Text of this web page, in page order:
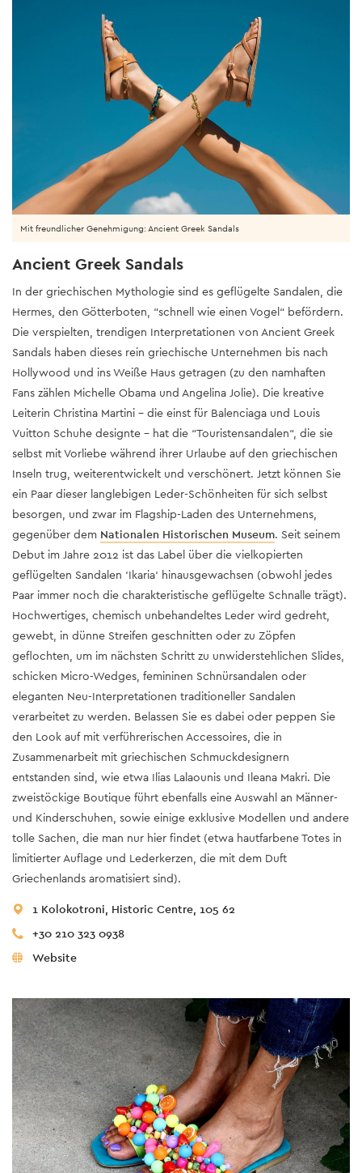
Ancient Greek Sandals
In der griechischen Mythologie sind es geflügelte Sandalen, die
Hermes, den Götterboten, “schnell wie einen Vogel“ befördern.
Die verspielten, trendigen Interpretationen von Ancient Greek
Sandals haben dieses rein griechische Unternehmen bis nach
Hollywood und ins Weiße Haus getragen (zu den namhaften
Fans zählen Michelle Obama und Angelina Jolie). Die kreative
Leiterin Christina Martini – die einst für Balenciaga und Louis
Vuitton Schuhe designte – hat die “Touristensandalen“, die sie
selbst mit Vorliebe während ihrer Urlaube auf den griechischen
Inseln trug, weiterentwickelt und verschönert. Jetzt können Sie
ein Paar dieser langlebigen Leder-Schönheiten für sich selbst
besorgen, und zwar im Flagship-Laden des Unternehmens,
gegenüber dem Nationalen Historischen Museum. Seit seinem
Debut im Jahre 2012 ist das Label über die vielkopierten
geflügelten Sandalen ‘Ikaria‘ hinausgewachsen (obwohl jedes
Paar immer noch die charakteristische geflügelte Schnalle trägt).
Hochwertiges, chemisch unbehandeltes Leder wird gedreht,
gewebt, in dünne Streifen geschnitten oder zu Zöpfen
geflochten, um im nächsten Schritt zu unwiderstehlichen Slides,
schicken Micro-Wedges, femininen Schnürsandalen oder
eleganten Neu-Interpretationen traditioneller Sandalen
verarbeitet zu werden. Belassen Sie es dabei oder peppen Sie
den Look auf mit verführerischen Accessoires, die in
Zusammenarbeit mit griechischen Schmuckdesignern
entstanden sind, wie etwa Ilias Lalaounis und Ileana Makri. Die
zweistöckige Boutique führt ebenfalls eine Auswahl an Männer-
und Kinderschuhen, sowie einige exklusive Modellen und andere
tolle Sachen, die man nur hier findet (etwa hautfarbene Totes in
limitierter Auflage und Lederkerzen, die mit dem Duft
Griechenlands aromatisiert sind).
1 Kolokotroni, Historic Centre, 105 62
+30 210 323 0938
Website
Mit freundlicher Genehmigung: Ancient Greek Sandals